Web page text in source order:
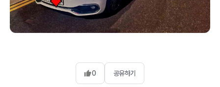
0 공유하기